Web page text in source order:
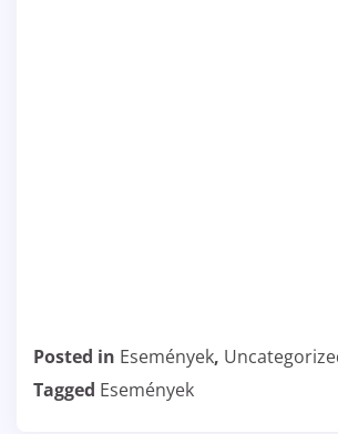
Posted in Események,
Tagged Események